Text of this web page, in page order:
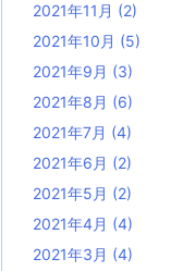
2021年11月 (2)
2021年10月 (5)
2021年9月 (3)
2021年8月 (6)
2021年7月 (4)
2021年6月 (2)
2021年5月 (2)
2021年4月 (4)
2021年3月 (4)